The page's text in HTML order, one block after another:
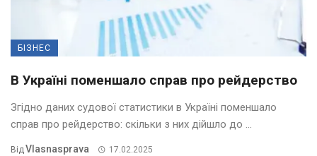
БІЗНЕС
В Україні поменшало справ про рейдерство
Згідно даних судової статистики в Україні поменшало
справ про рейдерство: скільки з них дійшло до ...
ВідVlasnasprava 17.02.2025